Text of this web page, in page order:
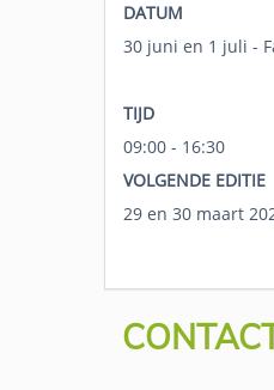
DATUM
30 juni en 1 juli -
TIJD
09:00 - 16:30
VOLGENDE EDITIE
29 en 30 maart